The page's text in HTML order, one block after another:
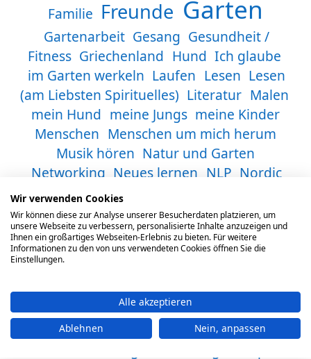
Familie Freunde Garten
Gartenarbeit Gesang Gesundheit /
Fitness Griechenland Hund Ich glaube
im Garten werkeln Laufen Lesen Lesen
(am Liebsten Spirituelles) Literatur Malen
mein Hund meine Jungs meine Kinder
Menschen Menschen um mich herum
Musik hören Natur und Garten
Networking Neues lernen NLP Nordic
WalkingLesenKochen und Essen
normalität Onlinekurs Opa Outdoor
PC-Projektgruppe Philosophie
Programmkino...
Psychologie
Psychotherapie Radfahren Schreiben
Wir verwenden Cookies
Wir können diese zur Analyse unserer Besucherdaten platzieren, um
unsere Webseite zu verbessern, personalisierte Inhalte anzuzeigen und
Ihnen ein großartiges Webseiten-Erlebnis zu bieten. Für weitere
Informationen zu den von uns verwendeten Cookies öffnen Sie die
Einstellungen.
Alle akzeptieren
Ablehnen
Nein, anpassen